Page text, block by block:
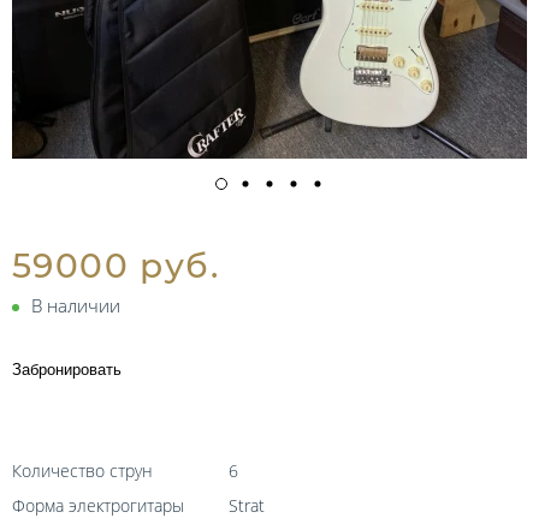
59000 руб.
В наличии
Забронировать
Количество струн
6
Форма электрогитары
Strat